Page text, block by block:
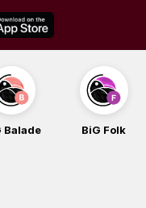
Balade BiG Folk